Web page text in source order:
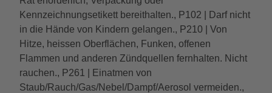
Kennzeichnungsetikett bereithalten., P102 | Darf nicht
in die Hände von Kindern gelangen., P210 | Von
Hitze, heissen Oberflächen, Funken, offenen
Flammen und anderen Zündquellen fernhalten. Nicht
rauchen., P261 | Einatmen von
Staub/Rauch/Gas/Nebel/Dampf/Aerosol vermeiden.,